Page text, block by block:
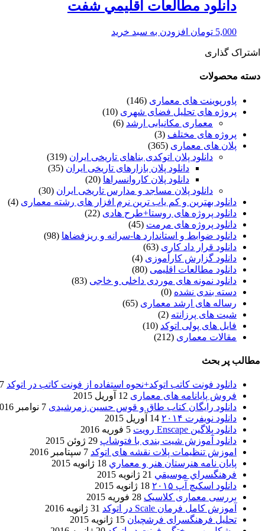
دانلود مطالعات اقليمي شفت
5,000 تومان افزودن به سبد خرید
اشتراک گذاری
دسته محصولات
پاورپوینت های معماری (146)
پروژه های تحلیل فضای شهری (10)
معماری مکانیابی ارشد (6)
پروژه های مختلف (3)
پلان های معماری (365)
دانلود پلان اتوکدی بناهای تاریخی ایران (319)
دانلود پلان بازارهای تاریخی ایران (35)
دانلود پلان کاروانسراها (20)
دانلود پلان مساجد و مدارس تاریخی ایران (30)
دانلود بهترین و کم یاب ترین نرم افزار های رشته معماری (4)
دانلود پروژه های روستا+طرح هادی (22)
دانلود پروژه های مرمت (45)
دانلود ضوابط و استاندارد ها-سرانه و ریزفضاها (98)
دانلود قرار داد کاری (63)
دانلود گزارش کارآموزی (4)
دانلود مطالعات اقلیمی (80)
دانلود نمونه های موردی داخلی و خاجی (83)
دسته بندی نشده (0)
رساله های ارشد معماری (65)
شیت های پرزانته (2)
فایل های پولی اتوکد (10)
مقالات معماری (212)
مطالب پر بحث
دانلود فونت کاتب اتوکد+نحوه استفاده از فونت کاتب در اتوکد 7 آگوست 2017
فروش پایانامه های معماری 12 آوریل 2015
دانلود رایگان کتاب طاق و قوس حسین زمرشیدی 7 نوامبر 2016
دانلود نویفرت ۲۰۱۴
14 آوریل 2015
دانلود پلاگین Enscape رویت
5 فوریه 2016
دانلود آموزش شیت بندی با فتوشاپ 29 ژوئن 2015
اموزش تنظیمات پلات نقشه های اتوکد 7 سپتامبر 2016
پایان نامه هنرستان هنر و معماري 18 ژانویه 2015
فرهنگسراي موسيقي 21 ژانویه 2015
دانلود اسکیچ آپ ۲۰۱۵
18 ژانویه 2015
بررسی معماری کلاسیک 28 فوریه 2015
آموزش کامل فرمان Scale در اتوکد
31 ژانویه 2016
تحلیل فرهنگسرای فرشچیان 15 ژانویه 2015